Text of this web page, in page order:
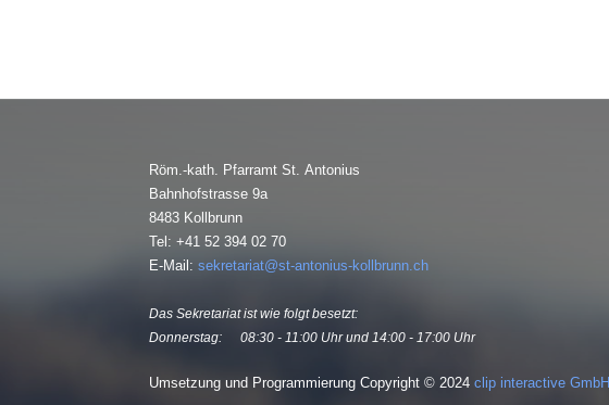
Röm.-kath. Pfarramt St. Antonius
Bahnhofstrasse 9a
8483 Kollbrunn
Tel: +41 52 394 02 70
E-Mail: sekretariat@st-antonius-kollbrunn.ch
Das Sekretariat ist wie folgt besetzt:
Donnerstag:
08:30 - 11:00 Uhr und 14:00 - 17:00 Uhr
Umsetzung und Programmierung Copyright © 2024 clip interactive GmbH